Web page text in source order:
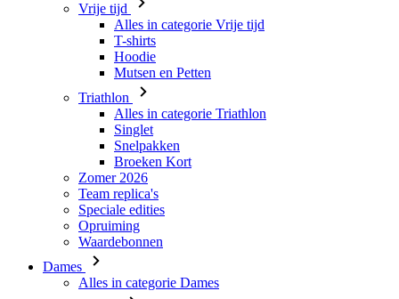
Vrije tijd
Alles in categorie Vrije tijd
T-shirts
Hoodie
Mutsen en Petten
Triathlon
Alles in categorie Triathlon
Singlet
Snelpakken
Broeken Kort
Zomer 2026
Team replica's
Speciale edities
Opruiming
Waardebonnen
Dames
Alles in categorie Dames